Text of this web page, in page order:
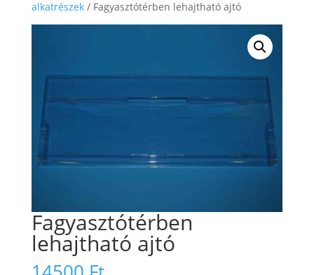
alkatrészek/ Fagyasztótérben lehajtható ajtó
Fagyasztótérben
lehajtható ajtó